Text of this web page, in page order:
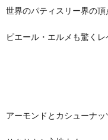
世界のパティスリー界の頂
ピエール・エルメも驚く
アーモンドとカシューナ